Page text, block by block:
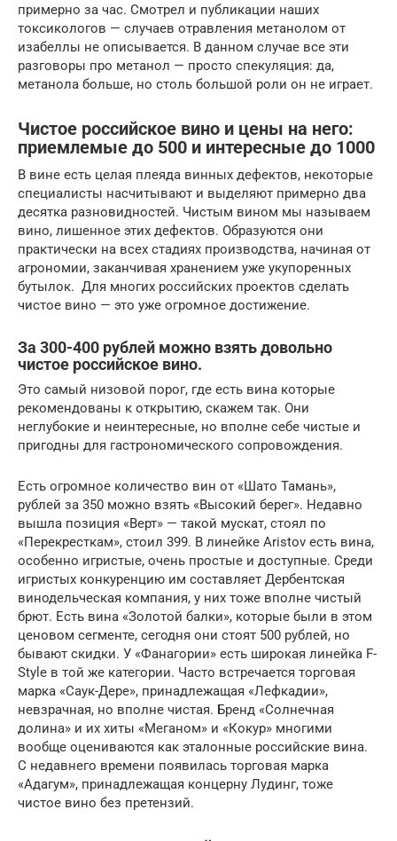
примерно за час. Смотрел и публикации наших
токсикологов — случаев отравления метанолом от
изабеллы не описывается. В данном случае все эти
разговоры про метанол — просто спекуляция: да,
метанола больше, но столь большой роли он не играет.
Чистое российское вино и цены на него:
приемлемые до 500 и интересные до 1000
В вине есть целая плеяда винных дефектов, некоторые
специалисты насчитывают и выделяют примерно два
десятка разновидностей. Чистым вином мы называем
вино, лишенное этих дефектов. Образуются они
практически на всех стадиях производства, начиная от
агрономии, заканчивая хранением уже укупоренных
бутылок. Для многих российских проектов сделать
чистое вино — это уже огромное достижение.
За 300-400 рублей можно взять довольно
чистое российское вино.
Это самый низовой порог, где есть вина которые
рекомендованы к открытию, скажем так. Они
неглубокие и неинтересные, но вполне себе чистые и
пригодны для гастрономического сопровождения.
Есть огромное количество вин от «Шато Тамань»,
рублей за 350 можно взять «Высокий берег». Недавно
вышла позиция «Верт» — такой мускат, стоял по
«Перекресткам», стоил 399. В линейке Aristov есть вина,
особенно игристые, очень простые и доступные. Среди
игристых конкуренцию им составляет Дербентская
винодельческая компания, у них тоже вполне чистый
брют. Есть вина «Золотой балки», которые были в этом
ценовом сегменте, сегодня они стоят 500 рублей, но
бывают скидки. У «Фанагории» есть широкая линейка F-
Style в той же категории. Часто встречается торговая
марка «Саук-Дере», принадлежащая «Лефкадии»,
невзрачная, но вполне чистая. Бренд «Солнечная
долина» и их хиты «Меганом» и «Кокур» многими
вообще оцениваются как эталонные российские вина.
С недавнего времени появилась торговая марка
«Адагум», принадлежащая концерну Лудинг, тоже
чистое вино без претензий.